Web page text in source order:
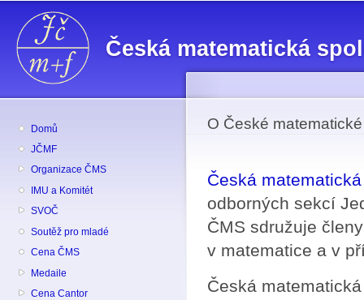
Česká matematická
Domů
JČMF
Organizace ČMS
IMU a Komitét
SVOČ
Soutěž pro mladé
Cena ČMS
Medaile
Cena Cantor
O České
Česká
odborných sekcí
ČMS sdružuje
v matematice a v
Česká